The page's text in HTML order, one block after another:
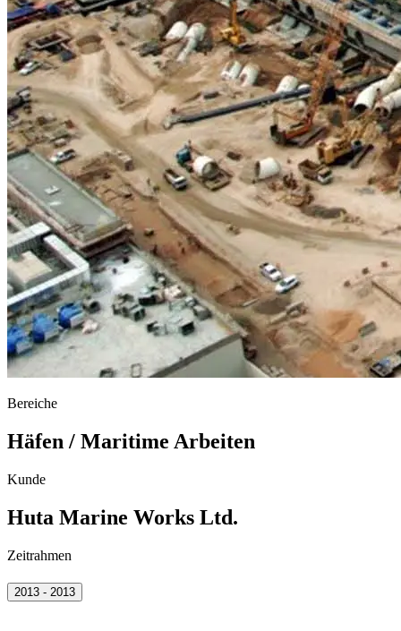
Bereiche
Häfen / Maritime Arbeiten
Kunde
Huta Marine Works Ltd.
Zeitrahmen
2013 - 2013